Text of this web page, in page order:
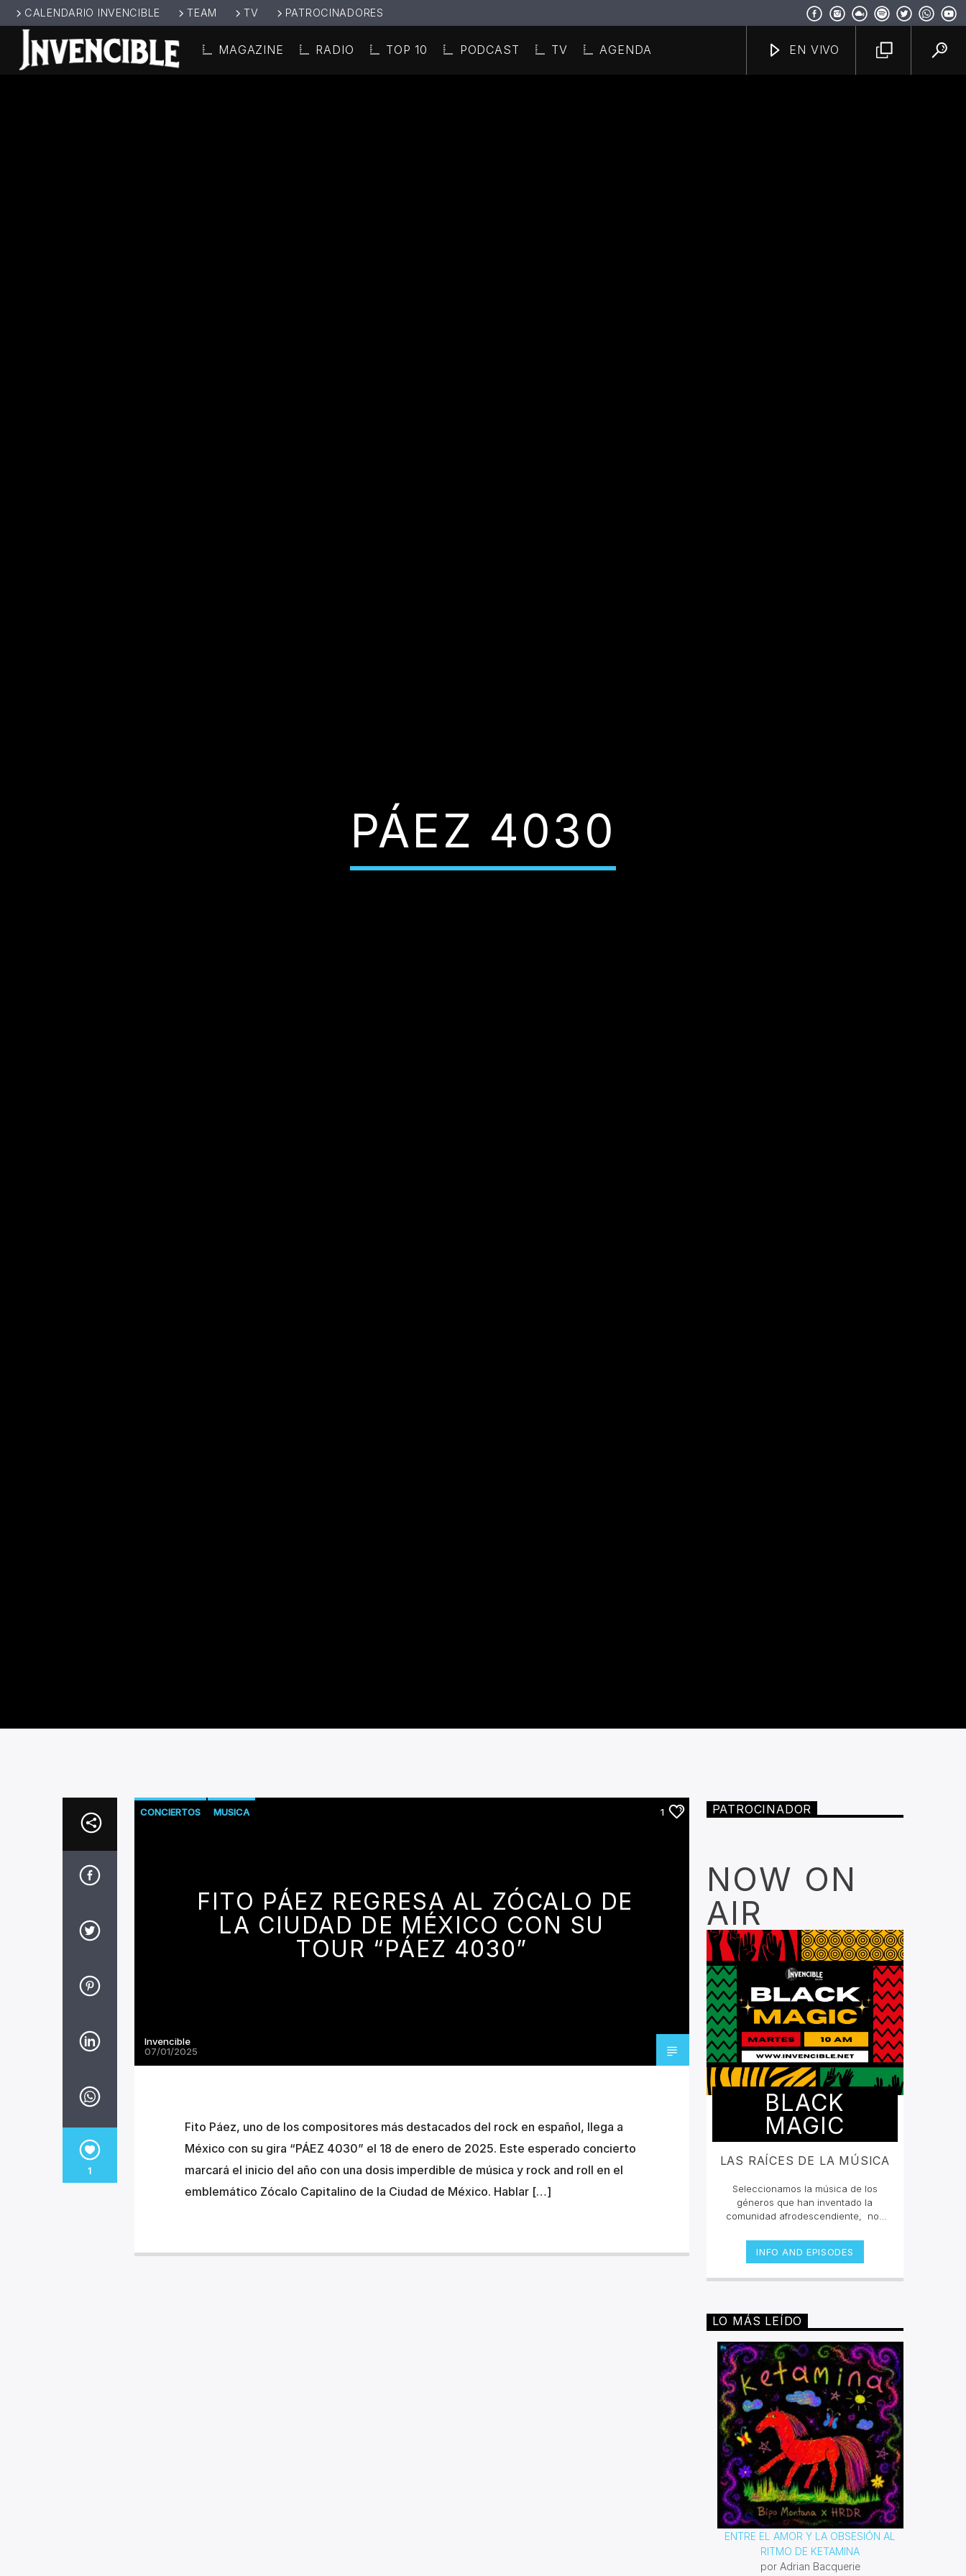
CALENDARIO INVENCIBLE TEAM TV PATROCINADORES
MAGAZINE RADIO TOP 10 PODCAST TV AGENDA EN VIVO
PÁEZ 4030
1
CONCIERTOS MUSICA 1
FITO PÁEZ REGRESA AL ZÓCALO DE
LA CIUDAD DE MÉXICO CON SU
TOUR “PÁEZ 4030”
Invencible
07/01/2025
Fito Páez, uno de los compositores más destacados del rock en español, llega a
México con su gira “PÁEZ 4030” el 18 de enero de 2025. Este esperado concierto
marcará el inicio del año con una dosis imperdible de música y rock and roll en el
emblemático Zócalo Capitalino de la Ciudad de México. Hablar […]
PATROCINADOR
NOW ON
AIR
BLACK
MAGIC
LAS RAÍCES DE LA MÚSICA
Seleccionamos la música de los
géneros que han inventado la
comunidad afrodescendiente, nos
grandes compositores en la historia
fueron negros, y bajo sus
desarrollando distintos géneros que
los malestares que atacaban a toda
persona de piel oscura. Desde el
poderosas armas para lucha contra
la segregación y el racismo. Con
este espacio queremos reivindicar
todas las composiciones que esta
comunidad ha dejado para la
posteridad.
INFO AND EPISODES
LO MÁS LEÍDO
ENTRE EL AMOR Y LA OBSESIÓN AL
RITMO DE KETAMINA
por Adrian Bacquerie